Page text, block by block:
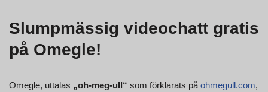
Slumpmässig videochatt gratis
på Omegle!
Omegle, uttalas „oh-meg-ull“ som förklarats på ohmegull.com,